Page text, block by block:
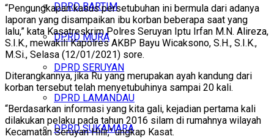
DPRD BARTIM
DPRD MURA
DPRD SERUYAN
DPRD LAMANDAU
DPRD SUKAMARA
“Pengungkapan kasus persetubuhan ini bermula dari adanya
laporan yang disampaikan ibu korban beberapa saat yang
lalu,” kata Kasatreskrim Polres Seruyan Iptu Irfan M.N. Alireza,
S.I.K., mewakili Kapolres AKBP Bayu Wicaksono, S.H., S.I.K.,
M.Si., Selasa (12/01/2021) sore.
Diterangkannya, jika Ru yang merupakan ayah kandung dari
korban tersebut telah menyetubuhinya sampai 20 kali.
“Berdasarkan informasi yang kita gali, kejadian pertama kali
dilakukan pelaku pada tahun 2016 silam di rumahnya wilayah
Kecamatan Seruyan Hilir,” ungkap Kasat.